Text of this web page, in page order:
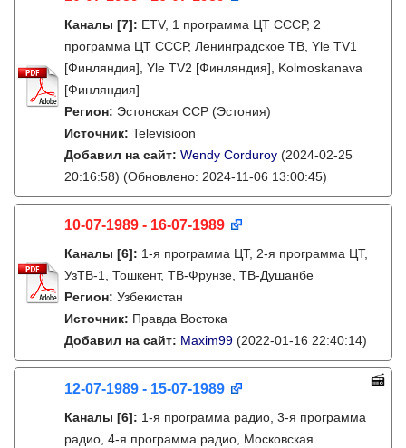
Каналы [7]: ETV, 1 программа ЦТ СССР, 2
программа ЦТ СССР, Ленинградское ТВ, Yle TV1
[Финляндия], Yle TV2 [Финляндия], Kolmoskanava
[Финляндия]
Регион: Эстонская ССР (Эстония)
Источник: Televisioon
Добавил на сайт: Wendy Corduroy (2024-02-25
20:16:58) (Обновлено: 2024-11-06 13:00:45)
10-07-1989 - 16-07-1989
Каналы [6]: 1-я программа ЦТ, 2-я программа ЦТ,
УзТВ-1, Тошкент, ТВ-Фрунзе, ТВ-Душанбе
Регион: Узбекистан
Источник: Правда Востока
Добавил на сайт: Maxim99 (2022-01-16 22:40:14)
12-07-1989 - 15-07-1989
Каналы [6]: 1-я программа радио, 3-я программа
радио, 4-я программа радио, Московская